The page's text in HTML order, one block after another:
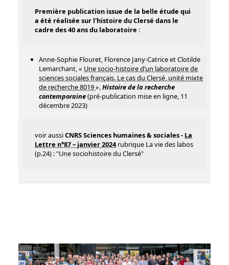
Première publication issue de la belle étude qui
a été réalisée sur l'histoire du Clersé dans le
cadre des 40 ans du laboratoire :
Anne-Sophie Flouret, Florence Jany-Catrice et Clotilde
Lemarchant, « Une socio-histoire d’un laboratoire de
sciences sociales français. Le cas du Clersé, unité mixte
de recherche 8019»,Histoire de la recherche
contemporaine(pré-publication mise en ligne, 11
décembre 2023)
voir aussiCNRS Sciences humaines & sociales - La
Lettre n°87 – janvier 2024 rubrique La vie des labos
(p.24) : "Une sociohistoire du Clersé"